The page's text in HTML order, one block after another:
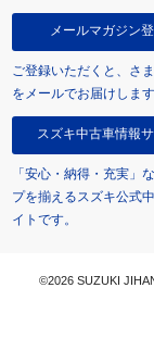
メールマガジン
ご登録いただくと、さ
をメールでお届けします
スズキ中古車情報
「安心・納得・充実」
プを揃えるスズキ公式
イトです。
©2026 SUZUKI